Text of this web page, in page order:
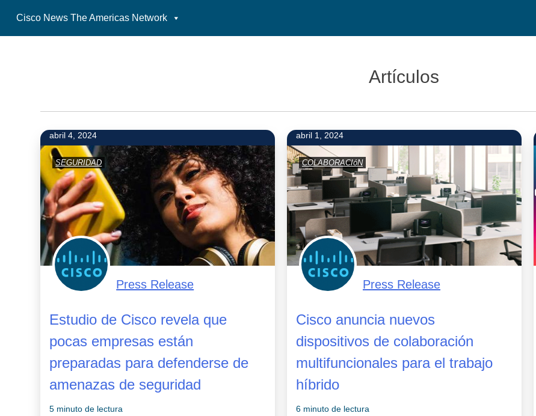
Cisco News The Americas Network
Artículos
abril 4, 2024
SEGURIDAD
Press Release
Estudio de Cisco revela que
pocas empresas están
preparadas para defenderse de
amenazas de seguridad
5 minuto de lectura
abril 1, 2024
COLABORACIóN
Press Release
Cisco anuncia nuevos
dispositivos de colaboración
multifuncionales para el trabajo
híbrido
6 minuto de lectura